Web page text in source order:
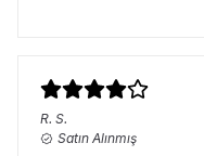
R. S.
Satın Alınmış